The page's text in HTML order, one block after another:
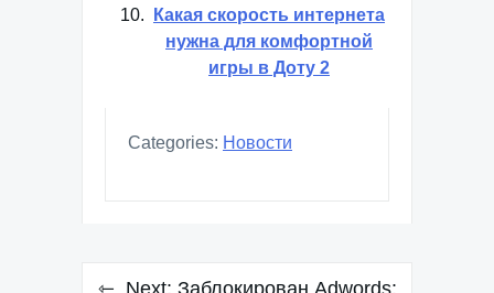
Какая скорость интернета
нужна для комфортной
игры в Доту 2
Categories: Новости
Навигация
Next: Заблокирован Adwords: